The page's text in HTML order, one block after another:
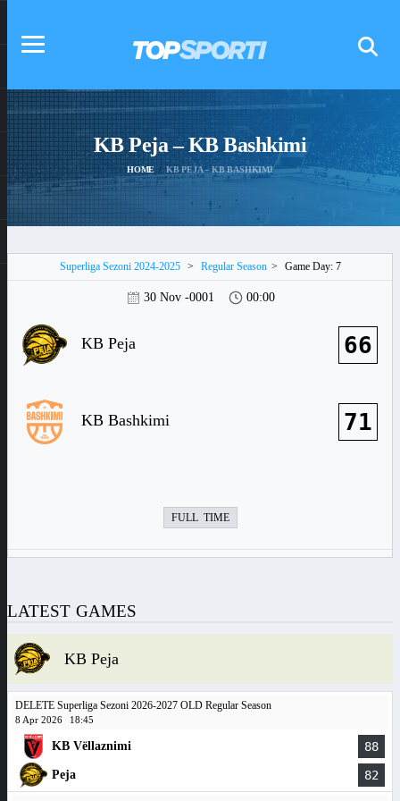
KB Peja – KB Bashkimi
HOME KB PEJA – KB BASHKIMI
Superliga Sezoni 2024-2025 > Regular Season > Game Day: 7
30 Nov -0001 00:00
KB Peja 66
KB Bashkimi 71
FULL TIME
LATEST GAMES
KB Peja
DELETE Superliga Sezoni 2026-2027 OLD Regular Season
8 Apr 2026 18:45
KB Vëllaznimi 88
Peja 82